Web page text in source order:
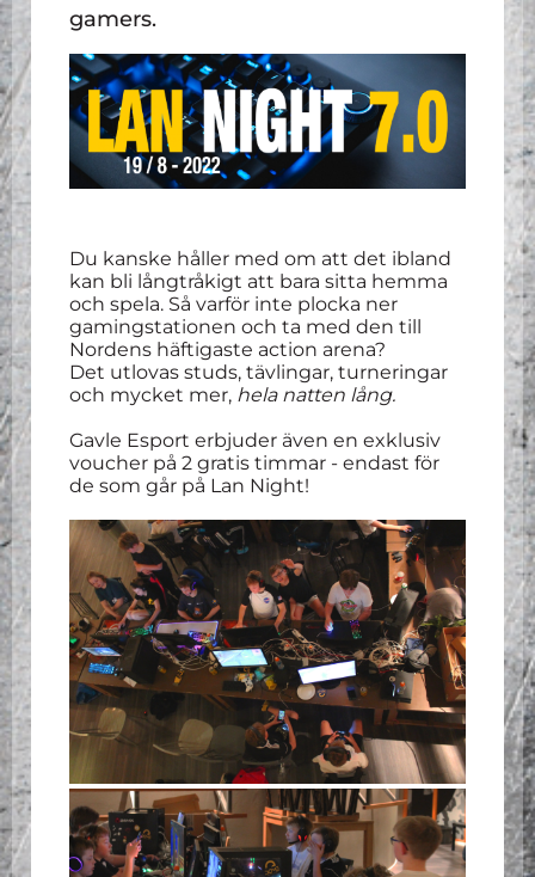
gamers.
Du kanske håller med om att det ibland
kan bli långtråkigt att bara sitta hemma
och spela. Så varför inte plocka ner
gamingstationen och ta med den till
Nordens häftigaste action arena?
Det utlovas studs, tävlingar, turneringar
och mycket mer, hela natten lång.
Gavle Esport erbjuder även en exklusiv
voucher på 2 gratis timmar - endast för
de som går på Lan Night!